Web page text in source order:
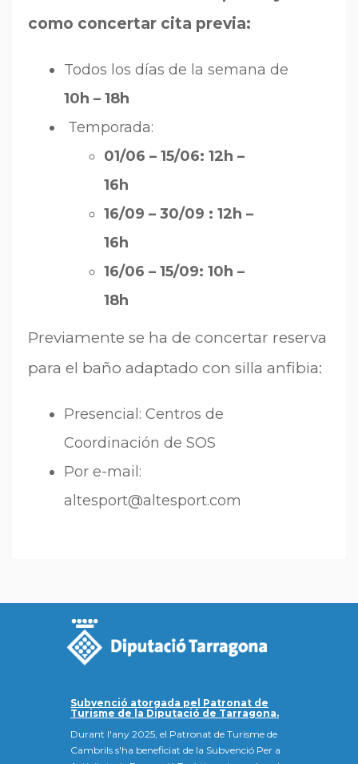
como concertar cita previa:
Todos los días de la semana de
10h – 18h
Temporada:
01/06 – 15/06: 12h –
16h
16/09 – 30/09 : 12h –
16h
16/06 – 15/09: 10h –
18h
Previamente se ha de concertar reserva
para el baño adaptado con silla anfibia:
Presencial: Centros de
Coordinación de SOS
Por e-mail:
altesport@altesport.com
Subvenció atorgada pel Patronat de
Turisme de la Diputació de Tarragona.
Durant l'any 2025, el Patronat de Turisme de
Cambrils s'ha beneficiat de la Subvenció Per a